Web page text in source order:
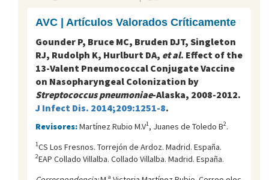
AVC | Artículos Valorados Críticamente
Gounder P, Bruce MC, Bruden DJT, Singleton
RJ, Rudolph K, Hurlburt DA, et al. Effect of the
13-Valent Pneumococcal Conjugate Vaccine
on Nasopharyngeal Colonization by
Streptococcus pneumoniae-Alaska, 2008-2012.
J Infect Dis. 2014;209:1251-8.
Revisores:Martínez Rubio M.V1, Juanes de Toledo B2.
1CS Los Fresnos. Torrejón de Ardoz. Madrid. España.
2EAP Collado Villalba. Collado Villalba. Madrid. España.